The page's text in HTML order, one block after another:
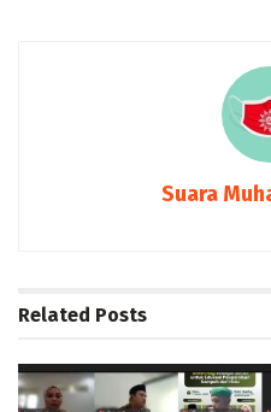
Suara
Related Posts